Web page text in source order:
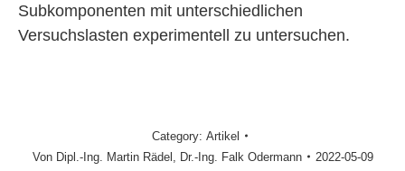
Subkomponenten mit unterschiedlichen
Versuchslasten experimentell zu untersuchen.
Category: Artikel
Von Dipl.-Ing. Martin Rädel Dr.-Ing. Falk Odermann 2022-05-09